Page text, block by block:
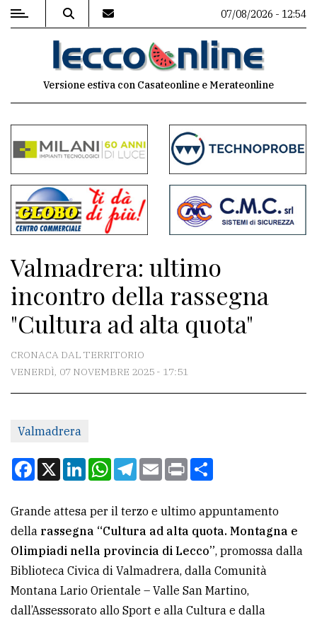
MENU
commenti
Contenuti
del
sito
Meteo
CONTATTI
La
redazione
Per
tua
CERCA
Cerca
per
comune
07/08/2026 - 12:54
Versione estiva con Casateonline e Merateonline
Valmadrera: ultimo
incontro della rassegna
"Cultura ad alta quota"
CRONACA DAL TERRITORIO
VENERDÌ, 07 NOVEMBRE 2025 - 17:51
Valmadrera
Facebook
X LinkedInWhatsApp
Telegram
EmailPrint
Grande attesa per il terzo e ultimo appuntamento
della rassegna “Cultura ad alta quota. Montagna e
Olimpiadi nella provincia di Lecco”, promossa dalla
Biblioteca Civica di Valmadrera, dalla Comunità
Montana Lario Orientale – Valle San Martino,
dall’Assessorato allo Sport e alla Cultura e dalla